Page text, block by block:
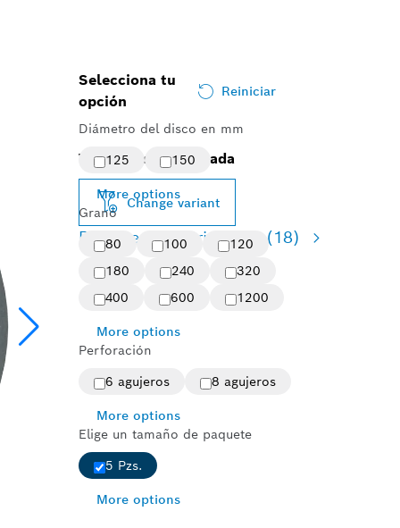
Selecciona tu
opción
Reiniciar
Diámetro del disco en mm
125
150
More options
Grano
80
100
120
180
240
320
400
600 1200
More options
Perforación
6 agujeros
8 agujeros
More options
Elige un tamaño de paquete
5 Pzs.
More options
Variante seleccionada
Change variant
Resumen de variaciones (18)